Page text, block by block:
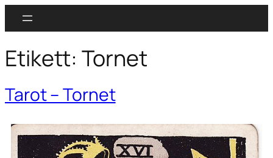
Etikett:Tornet
Tarot – Tornet